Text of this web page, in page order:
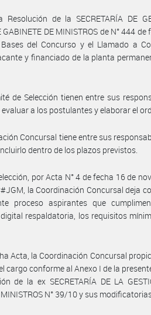
de la SECRETARÍA DE
GABINETE DE MINISTROS de N° 444
del Concurso y el Llamado a
y financiado de la planta
de Selección tienen entre sus
a los postulantes y elaborar el
Concursal tiene entre sus
dentro de los plazos previstos.
por Acta N° 4 de fecha 16 de
la Coordinación Concursal deja
proceso aspirantes que
respaldatoria, los requisitos
Acta, la Coordinación Concursal
cargo conforme al Anexo I de la
de la ex SECRETARÍA DE LA
MINISTROS N° 39/10 y sus